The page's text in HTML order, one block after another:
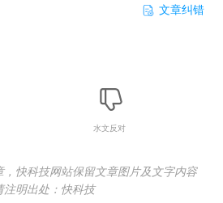
文章纠错
水文反对
快科技网站保留文章图片及文字内容
明出处：快科技